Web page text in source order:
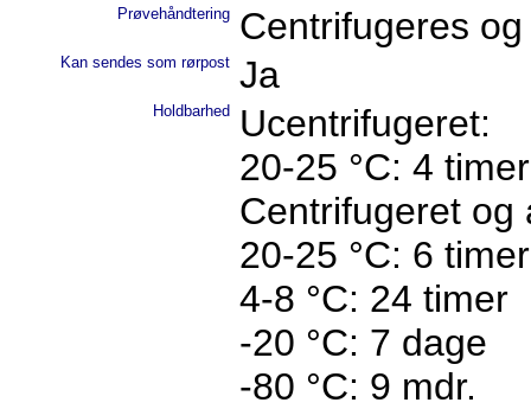
Prøvehåndtering Centrifugeres
Kan sendes som rørpost Ja
Holdbarhed
Ucentrifugeret:
20-25 °C: 4
Centrifugeret og
20-25 °C: 6
4-8 °C: 24 timer
-20 °C: 7 dage
-80 °C: 9 mdr.